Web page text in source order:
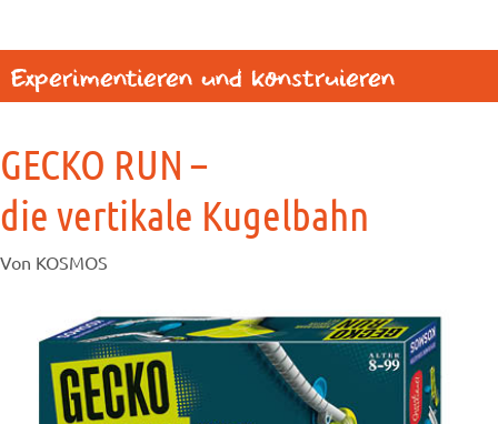
Experimentieren und konstruieren
GECKO RUN –
die vertikale Kugelbahn
Von KOSMOS